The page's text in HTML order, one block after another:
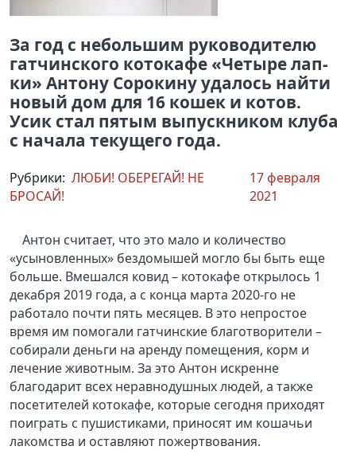
За год с небольшим руководителю
гатчинского котокафе «Четыре лап-
ки» Антону Сорокину удалось найти
новый дом для 16 кошек и котов.
Усик стал пятым выпускником клуба
с начала текущего года.
Рубрики: ЛЮБИ! ОБЕРЕГАЙ! НЕ
БРОСАЙ!
17 февраля
2021
Антон считает, что это мало и количество
«усыновленных» бездомышей могло бы быть еще
больше. Вмешался ковид – котокафе открылось 1
декабря 2019 года, а с конца марта 2020-го не
работало почти пять месяцев. В это непростое
время им помогали гатчинские благотворители –
собирали деньги на аренду помещения, корм и
лечение животным. За это Антон искренне
благодарит всех неравнодушных людей, а также
посетителей котокафе, которые сегодня приходят
поиграть с пушистиками, приносят им кошачьи
лакомства и оставляют пожертвования.